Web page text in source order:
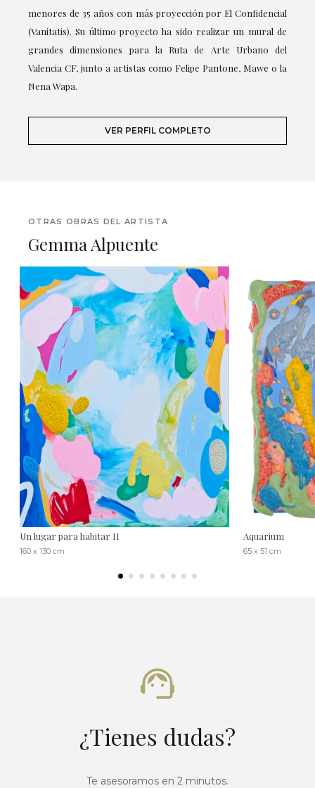
menores de 35 años con más proyección por El Confidencial
(Vanitatis). Su último proyecto ha sido realizar un mural de
grandes dimensiones para la Ruta de Arte Urbano del
Valencia CF, junto a artistas como Felipe Pantone, Mawe o la
Nena Wapa.
VER PERFIL COMPLETO
OTRAS OBRAS DEL ARTISTA
Gemma Alpuente
Un lugar para habitar II
160 x 130 cm
Aquarium
65 x 51 cm
¿Tienes dudas?
Te asesoramos en 2 minutos.